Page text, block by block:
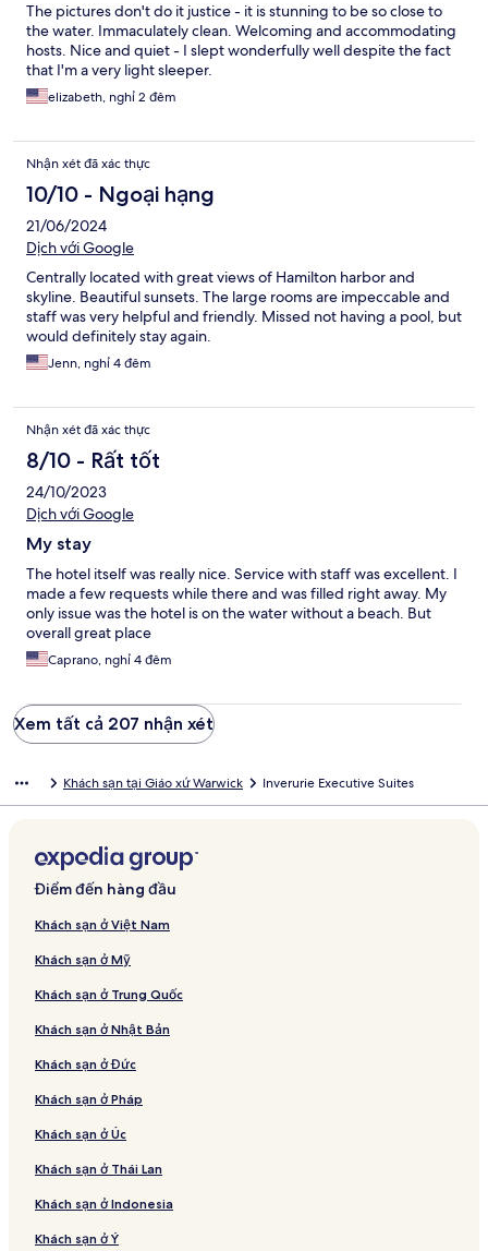
The pictures don't do it justice - it is stunning to be so close to
the water. Immaculately clean. Welcoming and accommodating
hosts. Nice and quiet - I slept wonderfully well despite the fact
that I'm a very light sleeper.
elizabeth, nghỉ 2 đêm
Nhận xét đã xác thực
10/10 - Ngoại hạng
21/06/2024
Dịch với Google
Centrally located with great views of Hamilton harbor and
skyline. Beautiful sunsets. The large rooms are impeccable and
staff was very helpful and friendly. Missed not having a pool, but
would definitely stay again.
Jenn, nghỉ 4 đêm
Nhận xét đã xác thực
8/10 - Rất tốt
24/10/2023
Dịch với Google
My stay
The hotel itself was really nice. Service with staff was excellent. I
made a few requests while there and was filled right away. My
only issue was the hotel is on the water without a beach. But
overall great place
Caprano, nghỉ 4 đêm
Xem tất cả 207 nhận xét
Khách sạn tại Giáo xứ Warwick Inverurie Executive Suites
Điểm đến hàng đầu
Khách sạn ở Việt Nam
Khách sạn ở Mỹ
Khách sạn ở Trung Quốc
Khách sạn ở Nhật Bản
Khách sạn ở Đức
Khách sạn ở Pháp
Khách sạn ở Úc
Khách sạn ở Thái Lan
Khách sạn ở Indonesia
Khách sạn ở Ý